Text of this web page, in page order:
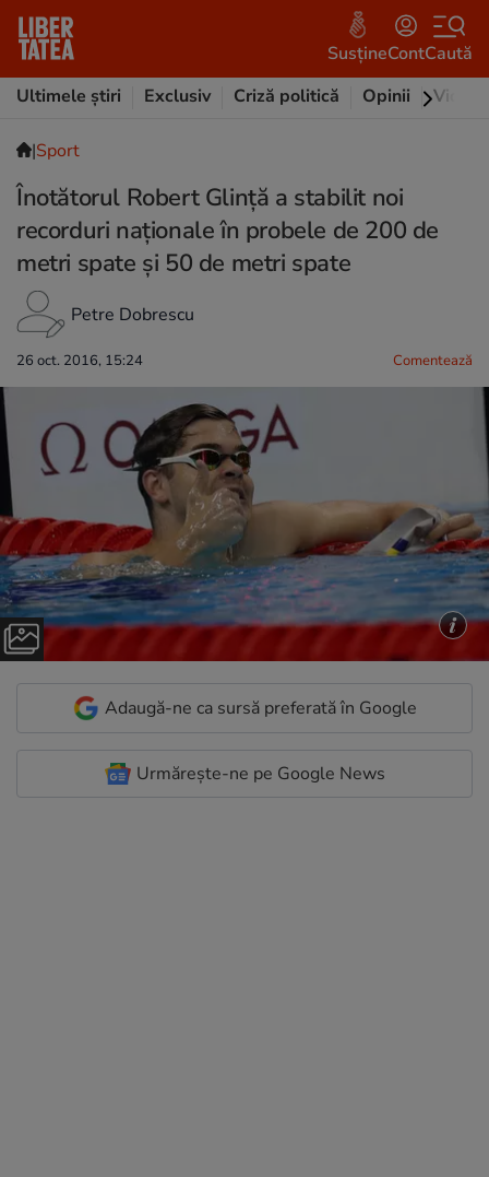
SusțineContCaută
Ultimele știri
Exclusiv Criză politică Opinii Video
|Sport
Înotătorul Robert Glinţă a stabilit noi
recorduri naţionale în probele de 200 de
metri spate şi 50 de metri spate
Petre Dobrescu
26 oct. 2016, 15:24 Comentează
Adaugă-ne ca sursă preferată în Google
Urmărește-ne pe Google News